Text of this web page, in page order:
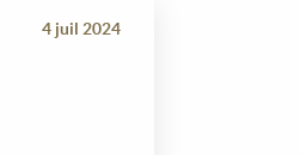
4 juil 2024